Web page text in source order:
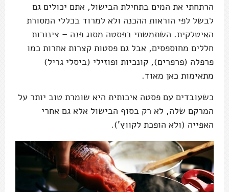
הרתחתי את המים בתחילת הבישול, אתם יכולים גם
לבשל לפי הוראות ההכנה ולא למרוד בכללי המסורת
האיטלקית. השתמשתי בפסטה מסוג פנה – צינורות
חללים מחוספסים, אבל גם פסטות קצרות אחרות כמו
פרפלה (פרפרים), קונכיות ופוזילי (ביסלי גריל)
מתאימות כאן מאוד.
כשעובדים עם פסטה איכותית היא שומרת טוב יותר על
המרקם שלה, לא רק בסוף הבישול אלא גם אחרי
האפייה (ולא הופכת לקווץ').